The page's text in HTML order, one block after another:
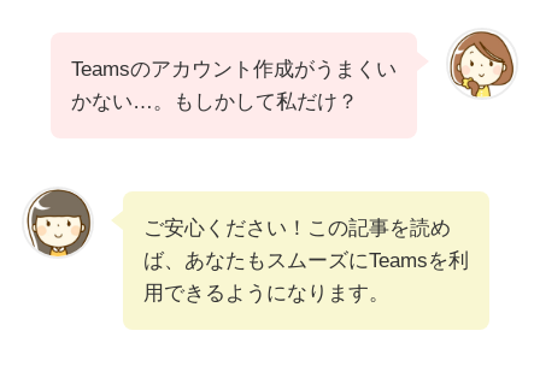
Teamsのアカウント作成がうまくい
かない…。もしかして私だけ？
ご安心ください！この記事を読め
ば、あなたもスムーズにTeamsを利
用できるようになります。